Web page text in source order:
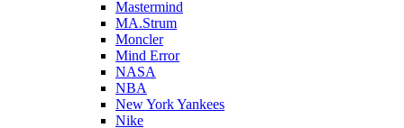
Mastermind
MA.Strum
Moncler
Mind Error
NASA
NBA
New York Yankees
Nike